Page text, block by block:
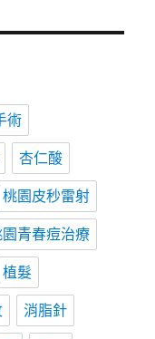
術
杏仁酸
桃園皮秒雷射
園青春痘治療
植髮
消脂針